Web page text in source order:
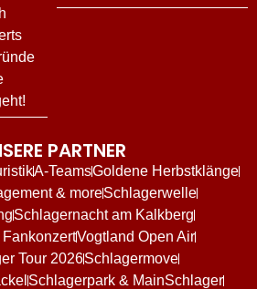
PARTNER
A-TeamsGoldene Herbstklänge
& moreSchlagerwelle
Schlagernacht am Kalkberg
Vogtland Open Air
Tour 2026Schlagermove
Schlagerpark & MainSchlager